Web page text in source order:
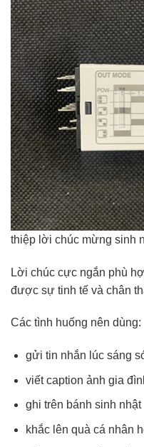
thiệp lời chúc mừng sinh
Lời chúc cực ngắn phù
được sự tinh tế và chân
Các tình huống nên dùng:
gửi tin nhắn lúc sáng
viết caption ảnh gia
ghi trên bánh sinh nhật
khắc lên quà cá nhân